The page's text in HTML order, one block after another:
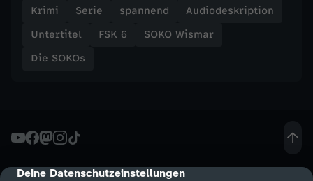
cmp-dialog-description
Deine Datenschutzeinstellungen
Krimi Serie spannend
Audiodeskription
Untertitel
FSK 6
SOKO Wismar
Die SOKOs